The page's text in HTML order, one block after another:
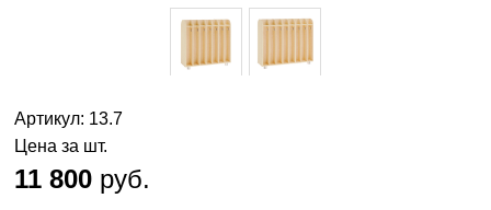
Артикул: 13.7
Цена за шт.
11 800 руб.